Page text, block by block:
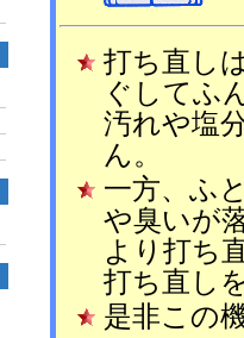
打ち直し
ぐしてふ
汚れや塩
ん。
一方、ふ
や臭いが
より打ち
打ち直し
是非この